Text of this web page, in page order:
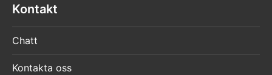
Kontakt
Chatt
Kontakta oss